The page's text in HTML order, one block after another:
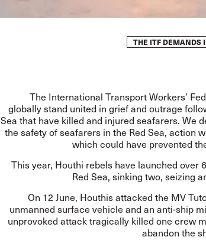
THE ITF DEMANDS
The International Transport Workers’
globally stand united in grief and outrage
Sea that have killed and injured seafarers. We
the safety of seafarers in the Red Sea, action
which could have prevented
This year, Houthi rebels have launched over
Red Sea, sinking two, seizing
On 12 June, Houthis attacked the MV
unmanned surface vehicle and an anti-ship
unprovoked attack tragically killed one crew
abandon the